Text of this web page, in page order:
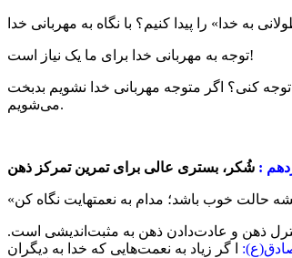
توجه به مهربانی خدا برای ما یک نیاز است!
کنی؟ اگر متوجه مهربانی خدا نشویم بدبخت
می‌شویم.
: شُکر، بستری عالی برای تمرین تمرکز ذهن
ذهن و عادت‌دادن ذهن به مثبت‌اندیشی است.
ا گر زیاد به نعمت‌هایی که خدا به دیگران